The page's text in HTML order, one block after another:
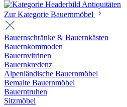
Zur Kategorie Bauernmöbel
Bauernschränke & Bauernkästen
Bauernkommoden
Bauernvitrinen
Bauernkredenz
Alpenländische Bauernmöbel
Bemalte Bauernmöbel
Bauerntruhen
Sitzmöbel